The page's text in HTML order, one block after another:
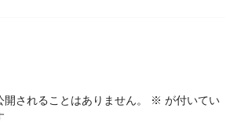
されることはありません。
※ が付いてい